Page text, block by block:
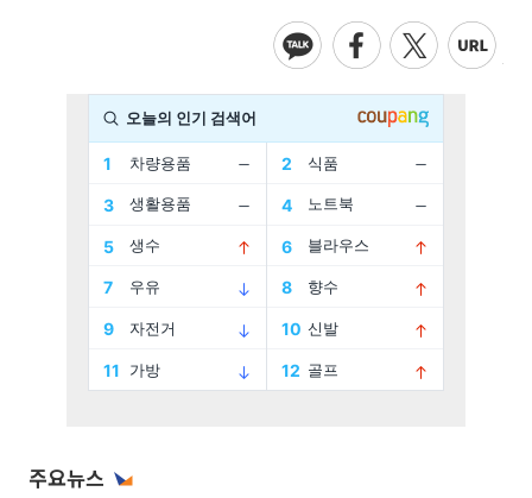
주요뉴스